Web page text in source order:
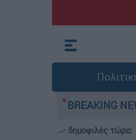
BREAKING
8 βιασμούς
δημοφιλές τώρα: